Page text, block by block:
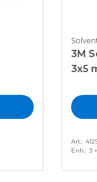
3M
3x5
Art.
Enh.
3